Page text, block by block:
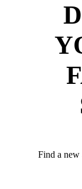
Find a new